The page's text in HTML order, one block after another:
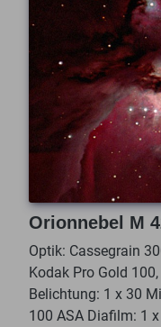
Orionnebel M
Optik: Cassegrain
Kodak Pro Gold 100,
Belichtung: 1 x 30
100 ASA Diafilm: 1